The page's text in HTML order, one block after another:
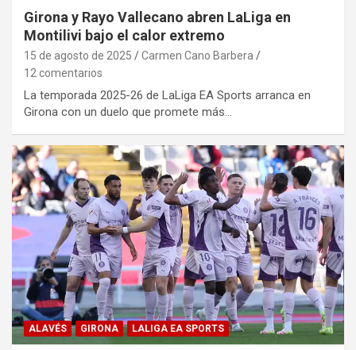
Girona y Rayo Vallecano abren LaLiga en
Montilivi bajo el calor extremo
15 de agosto de 2025
Carmen Cano Barbera
12 comentarios
La temporada 2025-26 de LaLiga EA Sports arranca en
Girona con un duelo que promete más…
ALAVÉS GIRONA LALIGA EA SPORTS